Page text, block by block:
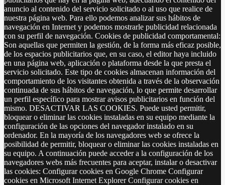
anuncio al contenido del servicio solicitado o al uso que realice de
nuestra página web. Para ello podemos analizar sus hábitos de
navegación en Internet y podemos mostrarle publicidad relacionada
con su perfil de navegación. Cookies de publicidad comportamental:
Son aquellas que permiten la gestión, de la forma más eficaz posible,
de los espacios publicitarios que, en su caso, el editor haya incluido
en una página web, aplicación o plataforma desde la que presta el
servicio solicitado. Este tipo de cookies almacenan información del
comportamiento de los visitantes obtenida a través de la observación
continuada de sus hábitos de navegación, lo que permite desarrollar
un perfil específico para mostrar avisos publicitarios en función del
mismo. DESACTIVAR LAS COOKIES. Puede usted permitir,
bloquear o eliminar las cookies instaladas en su equipo mediante la
configuración de las opciones del navegador instalado en su
ordenador. En la mayoría de los navegadores web se ofrece la
posibilidad de permitir, bloquear o eliminar las cookies instaladas en
su equipo. A continuación puede acceder a la configuración de los
navegadores webs más frecuentes para aceptar, instalar o desactivar
las cookies: Configurar cookies en Google Chrome Configurar
cookies en Microsoft Internet Explorer Configurar cookies en